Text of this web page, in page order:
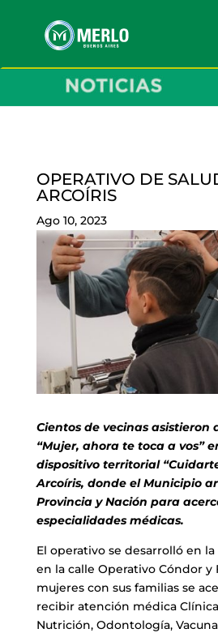
OPERATIVO DE
ARCOÍRIS
Ago 10, 2023
Cientos de vecinas asistieron
“Mujer, ahora te toca a vos”
dispositivo territorial
Arcoíris, donde el Municipio
Provincia y Nación para
especialidades médicas.
El operativo se desarrolló en
en la calle Operativo Cóndor y
mujeres con sus familias se
recibir atención médica
Nutrición, Odontología,